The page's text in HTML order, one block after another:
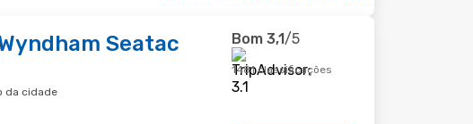
Seatac
da cidade
Bom 3,1/5
1481 classificações